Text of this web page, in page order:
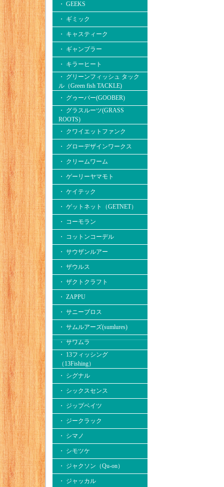
・ GEEKS
・ ギミック
・ キャスティーク
・ ギャンブラー
・ キラーヒート
・ グリーンフィッシュ タック
ル（Green fish TACKLE)
・ グゥーバー(GOOBER)
・ グラスルーツ(GRASS
ROOTS)
・ クワイエットファンク
・ グローデザインワークス
・ クリームワーム
・ ゲーリーヤマモト
・ ケイテック
・ ゲットネット（GETNET）
・ コーモラン
・ コットンコーデル
・ サウザンルアー
・ ザウルス
・ ザクトクラフト
・ ZAPPU
・ サニーブロス
・ サムルアーズ(sumlures)
・ サワムラ
・ 13フィッシング
（13Fishing）
・ シグナル
・ シックスセンス
・ ジップベイツ
・ ジークラック
・ シマノ
・ シモツケ
・ ジャクソン（Qu-on）
・ ジャッカル